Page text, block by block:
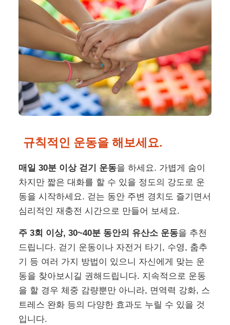
규칙적인 운동을 해보세요.
매일 30분 이상 걷기 운동을 하세요. 가볍게 숨이
차지만 짧은 대화를 할 수 있을 정도의 강도로 운
동을 시작하세요. 걷는 동안 주변 경치도 즐기면서
심리적인 재충전 시간으로 만들어 보세요.
주 3회 이상, 30~40분 동안의 유산소 운동을 추천
드립니다. 걷기 운동이나 자전거 타기, 수영, 춤추
기 등 여러 가지 방법이 있으니 자신에게 맞는 운
동을 찾아보시길 권해드립니다. 지속적으로 운동
을 할 경우 체중 감량뿐만 아니라, 면역력 강화, 스
트레스 완화 등의 다양한 효과도 누릴 수 있을 것
입니다.